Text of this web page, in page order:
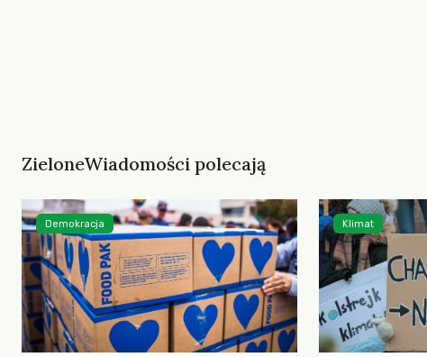
ZieloneWiadomości polecają
Demokracja Klimat